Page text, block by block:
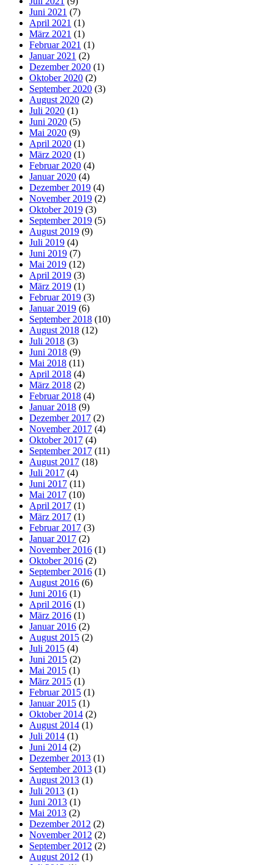
Juni 2021 (7)
April 2021 (1)
März 2021 (1)
Februar 2021 (1)
Januar 2021 (2)
Dezember 2020 (1)
Oktober 2020 (2)
September 2020 (3)
August 2020 (2)
Juli 2020 (1)
Juni 2020 (5)
Mai 2020 (9)
April 2020 (1)
März 2020 (1)
Februar 2020 (4)
Januar 2020 (4)
Dezember 2019 (4)
November 2019 (2)
Oktober 2019 (3)
September 2019 (5)
August 2019 (9)
Juli 2019 (4)
Juni 2019 (7)
Mai 2019 (12)
April 2019 (3)
März 2019 (1)
Februar 2019 (3)
Januar 2019 (6)
September 2018 (10)
August 2018 (12)
Juli 2018 (3)
Juni 2018 (9)
Mai 2018 (11)
April 2018 (4)
März 2018 (2)
Februar 2018 (4)
Januar 2018 (9)
Dezember 2017 (2)
November 2017 (4)
Oktober 2017 (4)
September 2017 (11)
August 2017 (18)
Juli 2017 (4)
Juni 2017 (11)
Mai 2017 (10)
April 2017 (1)
März 2017 (1)
Februar 2017 (3)
Januar 2017 (2)
November 2016 (1)
Oktober 2016 (2)
September 2016 (1)
August 2016 (6)
Juni 2016 (1)
April 2016 (1)
März 2016 (1)
Januar 2016 (2)
August 2015 (2)
Juli 2015 (4)
Juni 2015 (2)
Mai 2015 (1)
März 2015 (1)
Februar 2015 (1)
Januar 2015 (1)
Oktober 2014 (2)
August 2014 (1)
Juli 2014 (1)
Juni 2014 (2)
Dezember 2013 (1)
September 2013 (1)
August 2013 (1)
Juli 2013 (1)
Juni 2013 (1)
Mai 2013 (2)
Dezember 2012 (2)
November 2012 (2)
September 2012 (2)
August 2012 (1)